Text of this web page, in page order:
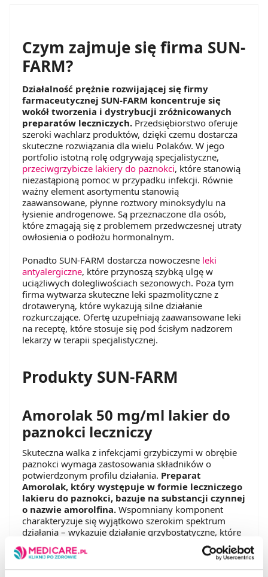
Czym zajmuje się firma SUN-
FARM?
Działalność prężnie rozwijającej się firmy
farmaceutycznej SUN-FARM koncentruje się
wokół tworzenia i dystrybucji zróżnicowanych
preparatów leczniczych. Przedsiębiorstwo oferuje
szeroki wachlarz produktów, dzięki czemu dostarcza
skuteczne rozwiązania dla wielu Polaków. W jego
portfolio istotną rolę odgrywają specjalistyczne,
przeciwgrzybicze lakiery do paznokci, które stanowią
niezastąpioną pomoc w przypadku infekcji. Równie
ważny element asortymentu stanowią
zaawansowane, płynne roztwory minoksydylu na
łysienie androgenowe. Są przeznaczone dla osób,
które zmagają się z problemem przedwczesnej utraty
owłosienia o podłożu hormonalnym.
Ponadto SUN-FARM dostarcza nowoczesne leki
antyalergiczne, które przynoszą szybką ulgę w
uciążliwych dolegliwościach sezonowych. Poza tym
firma wytwarza skuteczne leki spazmolityczne z
drotaweryną, które wykazują silne działanie
rozkurczające. Ofertę uzupełniają zaawansowane leki
na receptę, które stosuje się pod ścisłym nadzorem
lekarzy w terapii specjalistycznej.
Produkty SUN-FARM
Amorolak 50 mg/ml lakier do
paznokci leczniczy
Skuteczna walka z infekcjami grzybiczymi w obrębie
paznokci wymaga zastosowania składników o
potwierdzonym profilu działania. Preparat
Amorolak, który występuje w formie leczniczego
lakieru do paznokci, bazuje na substancji czynnej
o nazwie amorolfina. Wspomniany komponent
charakteryzuje się wyjątkowo szerokim spektrum
działania – wykazuje działanie grzybostatyczne, które
polega na hamowaniu rozwoju chorobotwórczych
patogenów. Uzupełnia je aktywność grzybobójcza,
przez co lakier prowadzi do ostatecznej eliminacji